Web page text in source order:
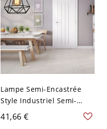
Lampe Semi-Encastrée
Style Industriel Semi-
Plafonnier à 1 Ampoule
Ampoule Nue avec Cage
41,66 €